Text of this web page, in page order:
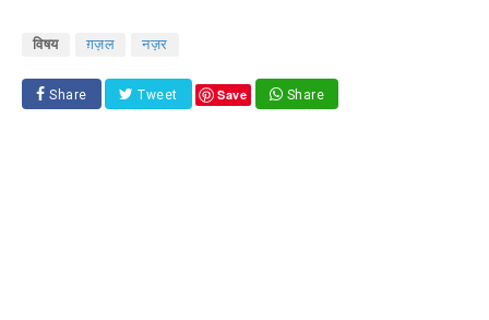
विषय ग़ज़ल नज़र
Share Tweet Save Share